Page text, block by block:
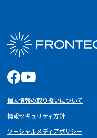
個人情報の取り扱いについて
情報セキュリティ方針
ソーシャルメディアポリシー